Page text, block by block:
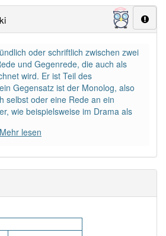
-zwiegespräch: 1
-zwiegespräch
verwendet im Bereich
Nutzer haben den Artikel
oder schriftlich zwischen zwei
und Gegenrede, die auch als
wird. Er ist Teil des
Gegensatz ist der Monolog, also
selbst oder eine Rede an ein
wie beispielsweise im Drama als
Mehr lesen